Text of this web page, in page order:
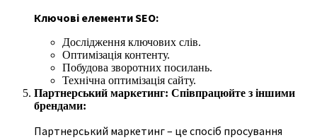
Ключові елементи SEO:
Дослідження ключових слів.
Оптимізація контенту.
Побудова зворотних посилань.
Технічна оптимізація сайту.
Партнерський маркетинг: Співпрацюйте з іншими
брендами:
Партнерський маркетинг – це спосіб просування